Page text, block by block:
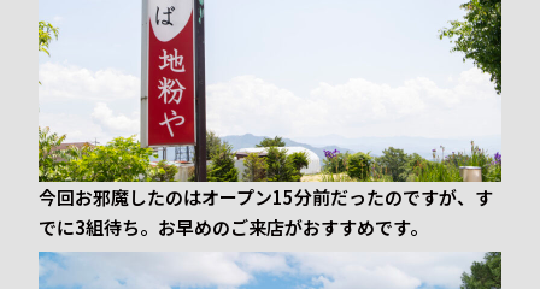
今回お邪魔したのはオープン15分前だったのですが、す
でに3組待ち。お早めのご来店がおすすめです。